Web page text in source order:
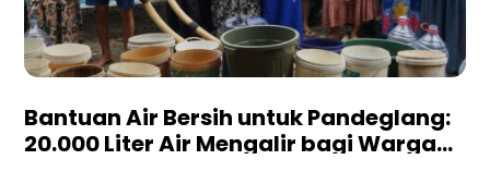
Bantuan Air Bersih untuk Pandeglang:
20.000 Liter Air Mengalir bagi Warga